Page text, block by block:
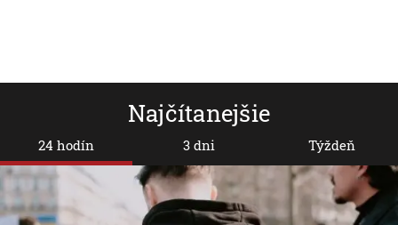
Najčítanejšie
24 hodín 3 dni Týždeň